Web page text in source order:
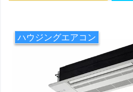
ハウジングエアコン